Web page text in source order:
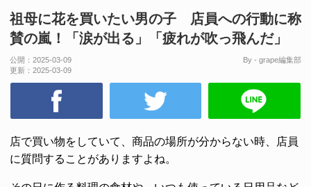
祖母に花を買いたい男の子 店員への行動に称
賛の嵐！「涙が出る」「疲れが吹っ飛んだ」
公開： 2025-03-09
更新： 2025-03-09
By - grape編集部
店で買い物をしていて、商品の場所が分からない時、店員
に質問することがありますよね。